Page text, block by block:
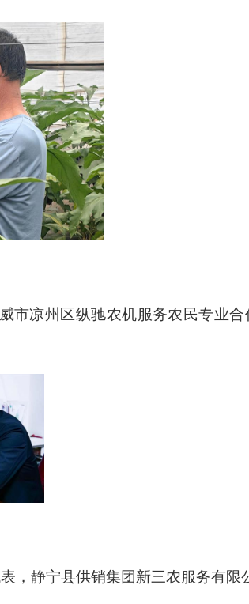
市凉州区纵驰农机服务农民专业
，静宁县供销集团新三农服务有限